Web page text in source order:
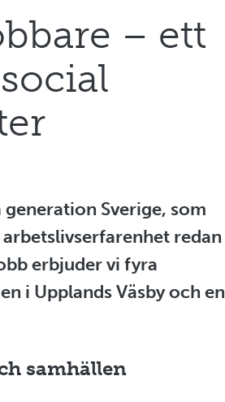
– ett
Sverige, som
redan
erbjuder vi fyra
i Upplands Väsby och en
samhällen